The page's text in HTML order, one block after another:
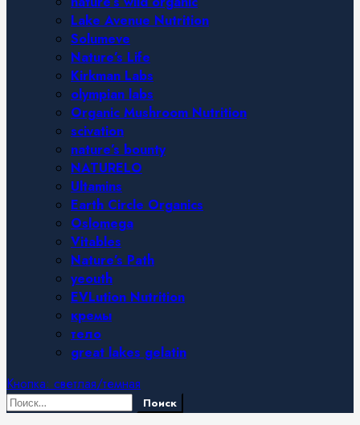
Lake Avenue Nutrition
Solumeve
Nature’s Life
Kirkman Labs
olympian labs
Organic Mushroom Nutrition
scivation
nature’s bounty
NATURELO
Ultamins
Earth Circle Organics
Oslomega
Vitables
Nature’s Path
yeouth
EVLution Nutrition
кремы
тело
great lakes gelatin
Кнопка: светлая/темная
Найти: